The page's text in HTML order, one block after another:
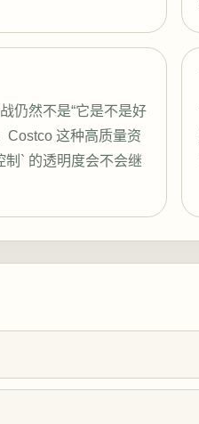
仍然不是“它是不是好
Costco 这种高质量资
制` 的透明度会不会继